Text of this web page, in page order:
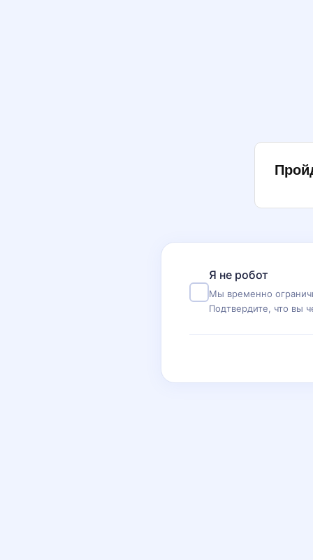
Я не робот
Мы временно
Подтвердите, что вы